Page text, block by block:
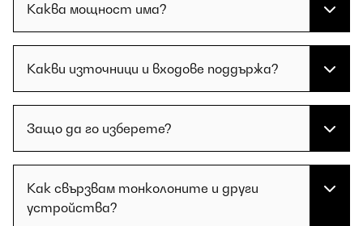
Каква мощност има?
Какви източници и входове поддържа?
Защо да го изберете?
Как свързвам тонколоните и други
устройства?